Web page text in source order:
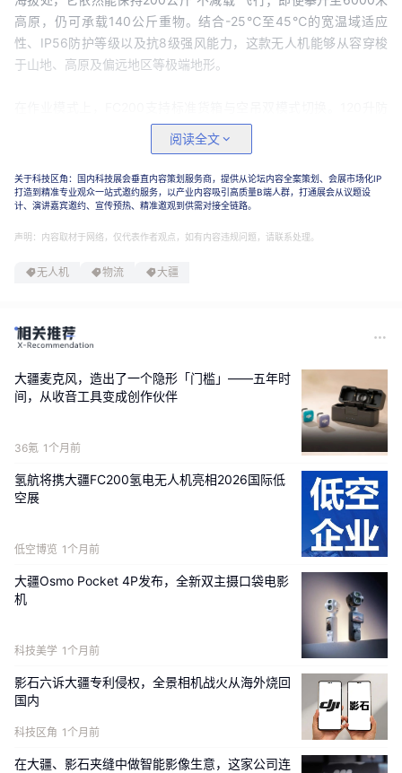
高原，仍可承载140公斤重物。结合-25℃至45℃的宽温域适应
性、IP56防护等级以及抗8级强风能力，这款无人机能够从容穿梭
于山地、高原及偏远地区等极端地形。
水货箱可实现自动装卸，而空吊系统最大吊重200公斤，绳索最长
延伸30米，并配备自动消摆与应急弃绳功能，广泛覆盖物流、基
建、救援及电力施工等多场景。续航方面，双电模式满载续航约16
至18分钟，四电模式则延长至32分钟。搭配46Ah智能电池，仅需7
至8分钟即可完成极速补能，且支持热插拔，极大提升了连续作业效
率。
安全性与感知能力同样是此次升级的重点。机身集成256线激光雷
Sub-2G与双卡4G中继，确保信号在复杂环境中稳定不断连。此
构建了全方位的安全屏障。
同步亮相的T200农业无人飞机，专为农林牧渔场景定制。同样拥有
200公斤最大载重，它能高效执行农资运输、农产品转运、山林植
保及野外补给等任务。专用吊运系统与高效充电方案的结合，让农
业运输变得更加省心与经济。
软件生态层面，大疆同步升级了司运云平台与Delivery作业系统，
并推出全新手机端运服App。多端协同机制实现了智能管理、数据
互通，显著优化了运输调度、作业统计及团队管理流程。FC200还
支持照明、成像等丰富挂载拓展，以满足夜间作业或应急搜救等特
则为166999元；T200农业无人机起售价定为99999元，全国
1400家农业门店已同步开售。回顾过往，截至当前，大疆运载无人
机累计完成超1.8亿趟次飞行，运输物资总量超过1150万吨，这些沉
甸甸的数据印证了低空运力的巨大潜力与市场爆发力。
阅读全文
关于科技区角：国内科技展会垂直内容策划服务商，提供从论坛内容全案策划、会展市场化IP
打造到精准专业观众一站式邀约服务，以产业内容吸引高质量B端人群，打通展会从议题设
计、演讲嘉宾邀约、宣传预热、精准邀观到供需对接全链路。
声明：内容取材于网络，仅代表作者观点，如有内容违规问题，请联系处理。
无人机 物流 大疆
大疆麦克风，造出了一个隐形「门槛」——五年时
间，从收音工具变成创作伙伴
36氪 1个月前
氢航将携大疆FC200氢电无人机亮相2026国际低
空展
低空博览 1个月前
大疆Osmo Pocket 4P发布，全新双主摄口袋电影
机
科技美学 1个月前
影石六诉大疆专利侵权，全景相机战火从海外烧回
国内
科技区角 1个月前
在大疆、影石夹缝中做智能影像生意，这家公司连